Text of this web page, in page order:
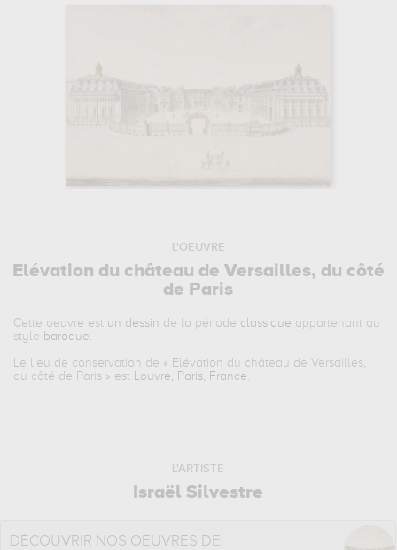
L'OEUVRE
Elévation du château de Versailles, du côté
de Paris
Cette oeuvre est un dessin de la période classique appartenant au
style baroque
Le lieu de conservation de « Elévation du château de Versailles,
du côté de Paris » est Louvre, Paris, France
L'ARTISTE
Israël Silvestre
DÉCOUVRIR NOS OEUVRES DE